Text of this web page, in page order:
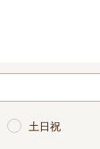
土日祝